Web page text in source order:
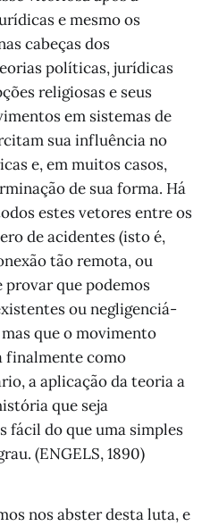
e mesmo os
cabeças dos
políticas, jurídicas
religiosas e seus
em sistemas de
sua influência no
e, em muitos casos,
de sua forma. Há
estes vetores entre os
de acidentes (isto é,
tão remota, ou
provar que podemos
ou negligenciá-
que o movimento
finalmente como
a aplicação da teoria a
que seja
fácil do que uma simples
(ENGELS, 1890)
nos abster desta luta, e